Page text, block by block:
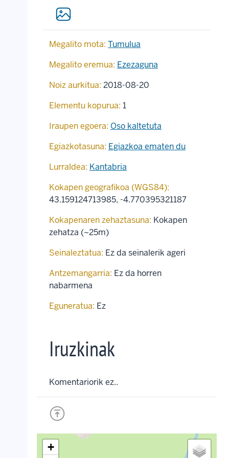
Megalito mota: Tumulua
Megalito eremua: Ezezaguna
Noiz aurkitua: 2018-08-20
Elementu kopurua: 1
Iraupen egoera: Oso kaltetuta
Egiazkotasuna: Egiazkoa ematen du
Lurraldea: Kantabria
Kokapen geografikoa (WGS84):
43.159124713985, -4.770395321187
Kokapenaren zehaztasuna: Kokapen
zehatza (~25m)
Seinaleztatua: Ez da seinalerik ageri
Antzemangarria: Ez da horren
nabarmena
Eguneratua: Ez
Iruzkinak
Komentariorik ez..
+